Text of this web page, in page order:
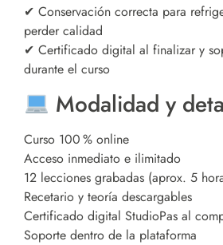
✔ Conservación correcta para
perder calidad
✔ Certificado digital al finalizar y
durante el curso
Modalidad y
Curso 100 % online
Acceso inmediato e ilimitado
12 lecciones grabadas (aprox. 5
Recetario y teoría descargables
Certificado digital StudioPas al
Soporte dentro de la plataforma